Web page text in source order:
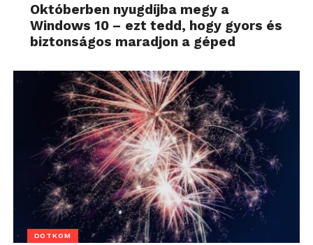
Októberben nyugdíjba megy a
Windows 10 – ezt tedd, hogy gyors és
biztonságos maradjon a géped
DOTKOM